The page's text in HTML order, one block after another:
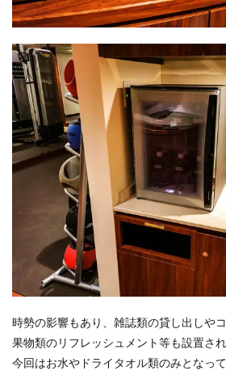
時勢の影響もあり、雑誌類の貸し出しや
果物類のリフレッシュメント等も設置され
今回はお水やドライタオル類のみとなって